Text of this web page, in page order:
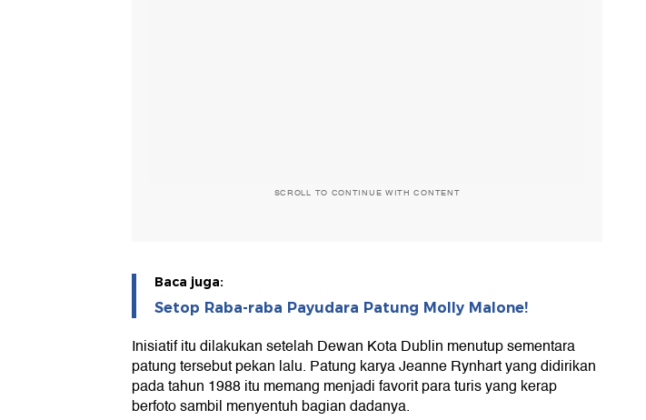
SCROLL TO CONTINUE WITH CONTENT
Baca juga:
Setop Raba-raba Payudara Patung Molly Malone!
Inisiatif itu dilakukan setelah Dewan Kota Dublin menutup sementara
patung tersebut pekan lalu. Patung karya Jeanne Rynhart yang didirikan
pada tahun 1988 itu memang menjadi favorit para turis yang kerap
berfoto sambil menyentuh bagian dadanya.